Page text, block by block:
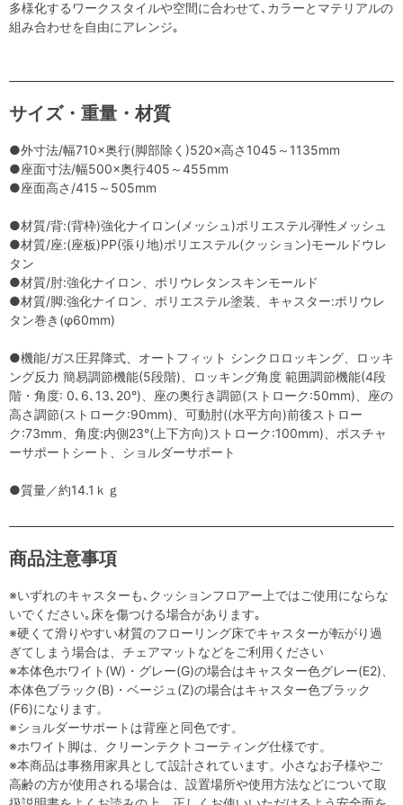
多様化するワークスタイルや空間に合わせて､カラーとマテリアルの
組み合わせを自由にアレンジ｡
サイズ・重量・材質
●外寸法/幅710×奥行(脚部除く)520×高さ1045～1135mm
●座面寸法/幅500×奥行405～455mm
●座面高さ/415～505mm
●材質/背:(背枠)強化ナイロン(メッシュ)ポリエステル弾性メッシュ
●材質/座:(座板)PP(張り地)ポリエステル(クッション)モールドウレ
タン
●材質/肘:強化ナイロン、ポリウレタンスキンモールド
●材質/脚:強化ナイロン、ポリエステル塗装、キャスター:ポリウレ
タン巻き(φ60mm)
●機能/ガス圧昇降式、オートフィット シンクロロッキング、ロッキ
ング反力 簡易調節機能(5段階)、ロッキング角度 範囲調節機能(4段
階・角度: 0､6､13､20°)、座の奥行き調節(ストローク:50mm)、座の
高さ調節(ストローク:90mm)、可動肘((水平方向)前後ストロー
ク:73mm、角度:内側23°(上下方向)ストローク:100mm)、ポスチャ
ーサポートシート、ショルダーサポート
●質量／約14.1ｋｇ
商品注意事項
※いずれのキャスターも､クッションフロアー上ではご使用にならな
いでください｡床を傷つける場合があります｡
※硬くて滑りやすい材質のフローリング床でキャスターが転がり過
ぎてしまう場合は、チェアマットなどをご利用ください
※本体色ホワイト(W)・グレー(G)の場合はキャスター色グレー(E2)、
本体色ブラック(B)・ベージュ(Z)の場合はキャスター色ブラック
(F6)になります。
※ショルダーサポートは背座と同色です。
※ホワイト脚は、クリーンテクトコーティング仕様です。
※本商品は事務用家具として設計されています。小さなお子様やご
高齢の方が使用される場合は、設置場所や使用方法などについて取